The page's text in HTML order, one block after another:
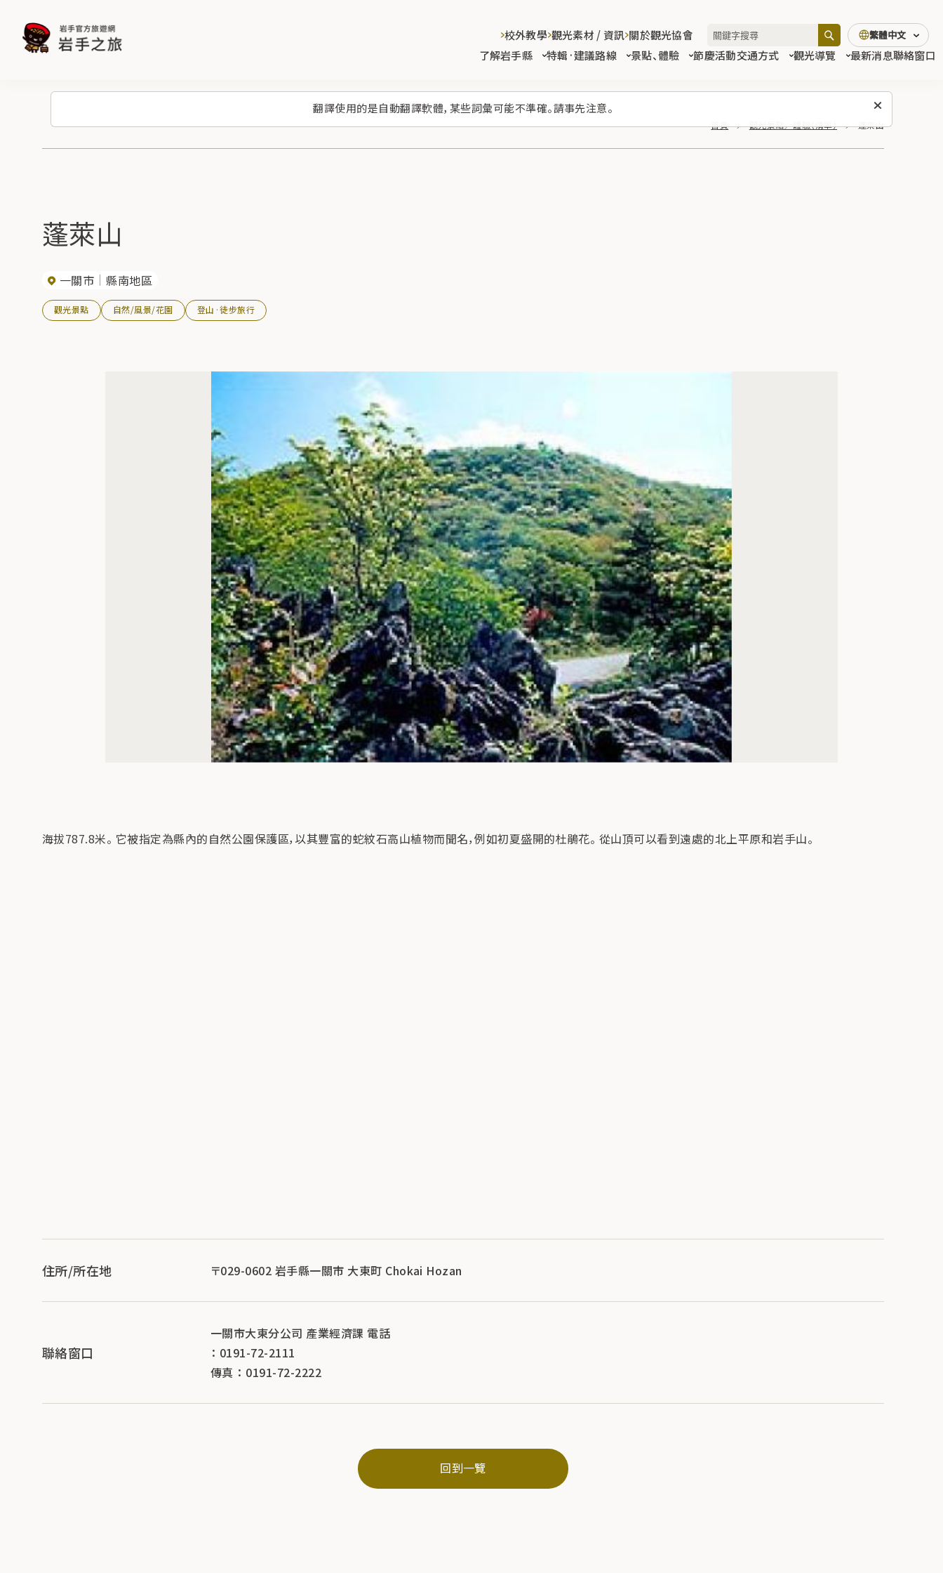
翻譯使用的是自動翻譯軟體，某些詞彙可能不準確。請事先注意。
了解岩手縣 特輯·建議路線 景點、體驗 節慶活動交通方式 觀光導覽 最新消息聯絡窗口
校外教學 觀光素材 / 資訊 關於觀光協會 繁體中文
首頁 觀光景點／體驗（清單） 蓬萊山
蓬萊山
一關市 縣南地區
觀光景點 自然/風景/花園 登山·徒步旅行
海拔787.8米。 它被指定為縣內的自然公園保護區，以其豐富的蛇紋石高山植物而聞名，例如初夏盛開的杜鵑花。 從山頂可以看到遠處的北上平原和岩手山。
住所/所在地 〒029-0602 岩手縣一關市 大東町 Chokai Hozan
聯絡窗口
一關市大東分公司 產業經濟課 電話
： 0191-72-2111
傳真 ： 0191-72-2222
回到一覽